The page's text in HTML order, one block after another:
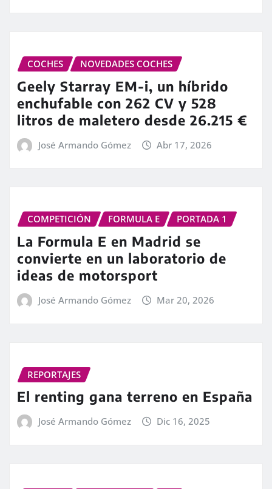
COCHES NOVEDADES COCHES
Geely Starray EM-i, un híbrido
enchufable con 262 CV y 528
litros de maletero desde 26.215 €
José Armando Gómez Abr 17, 2026
COMPETICIÓN FORMULA E PORTADA 1
La Formula E en Madrid se
convierte en un laboratorio de
ideas de motorsport
José Armando Gómez Mar 20, 2026
REPORTAJES
El renting gana terreno en España
José Armando Gómez Dic 16, 2025